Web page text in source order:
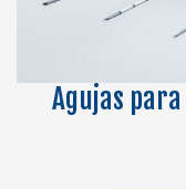
Agujas para